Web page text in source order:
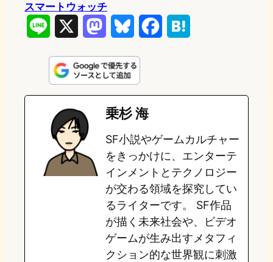
スマートウォッチ
n
e
s
t
o
d
o
n
u
e
s
k
y
e
o
o
k
e
a
乗杉 海
SF小説やゲームカルチャー
をきっかけに、エンターテ
インメントとテクノロジー
が交わる領域を探究してい
るライターです。 SF作品
が描く未来社会や、ビデオ
ゲームが生み出すメタフィ
クション的な世界観に刺激